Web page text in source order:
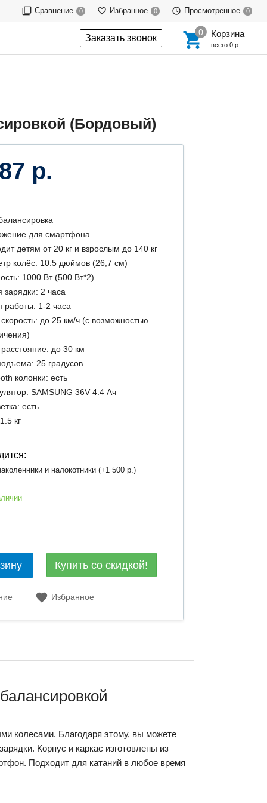
Сравнение 0 Избранное 0 Просмотренное 0
Заказать звонок Корзина
всего 0 р.
(Бордовый)
р.
для смартфона
детям от 20 кг и взрослым до 140 кг
колёс: 10.5 дюймов (26,7 см)
1000 Вт (500 Вт*2)
зарядки: 2 часа
работы: 1-2 часа
до 25 км/ч (с возможностью
до 30 км
25 градусов
колонки: есть
SAMSUNG 36V 4.4 Ач
есть
кг
и налокотники (+1 500 р.)
Купить со скидкой!
Избранное
колесами. Благодаря этому, вы можете
Корпус и каркас изготовлены из
Подходит для катаний в любое время